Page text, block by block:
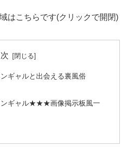
はこちらです(クリックで開閉)
ギャルと出会える裏風俗
ンギャル★★★画像掲示板風一